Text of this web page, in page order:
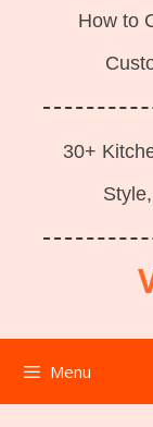
How to
30+
Menu